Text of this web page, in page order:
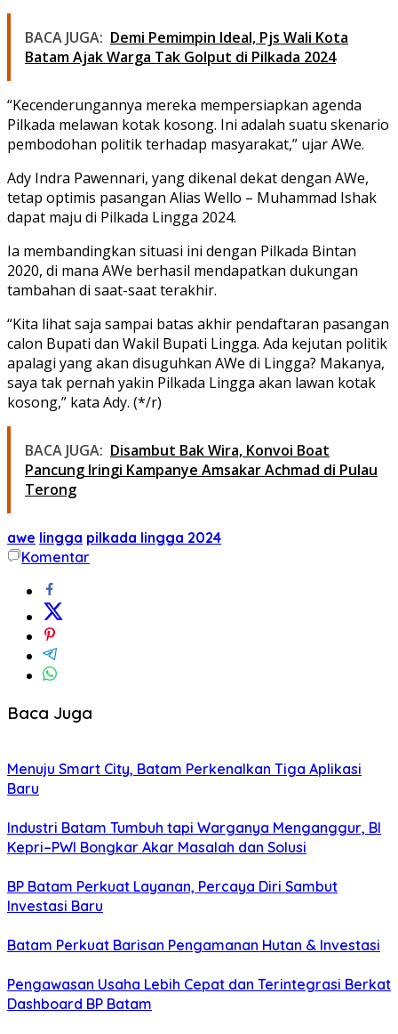
BACA JUGA: Demi Pemimpin Ideal, Pjs Wali Kota
Batam Ajak Warga Tak Golput di Pilkada 2024
“Kecenderungannya mereka mempersiapkan agenda
Pilkada melawan kotak kosong. Ini adalah suatu skenario
pembodohan politik terhadap masyarakat,” ujar AWe.
Ady Indra Pawennari, yang dikenal dekat dengan AWe,
tetap optimis pasangan Alias Wello – Muhammad Ishak
dapat maju di Pilkada Lingga 2024.
Ia membandingkan situasi ini dengan Pilkada Bintan
2020, di mana AWe berhasil mendapatkan dukungan
tambahan di saat-saat terakhir.
“Kita lihat saja sampai batas akhir pendaftaran pasangan
calon Bupati dan Wakil Bupati Lingga. Ada kejutan politik
apalagi yang akan disuguhkan AWe di Lingga? Makanya,
saya tak pernah yakin Pilkada Lingga akan lawan kotak
kosong,” kata Ady. (*/r)
BACA JUGA: Disambut Bak Wira, Konvoi Boat
Pancung Iringi Kampanye Amsakar Achmad di Pulau
Terong
awe lingga pilkada lingga 2024
Komentar
Baca Juga
Menuju Smart City, Batam Perkenalkan Tiga Aplikasi
Baru
Industri Batam Tumbuh tapi Warganya Menganggur, BI
Kepri–PWI Bongkar Akar Masalah dan Solusi
BP Batam Perkuat Layanan, Percaya Diri Sambut
Investasi Baru
Batam Perkuat Barisan Pengamanan Hutan & Investasi
Pengawasan Usaha Lebih Cepat dan Terintegrasi Berkat
Dashboard BP Batam